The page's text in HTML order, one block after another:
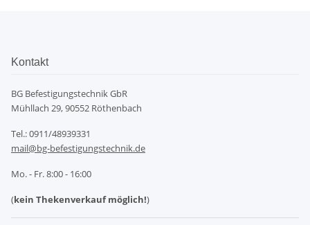
Kontakt
BG Befestigungstechnik GbR
Mühllach 29, 90552 Röthenbach
Tel.: 0911/48939331
mail@bg-befestigungstechnik.de
Mo. - Fr. 8:00 - 16:00
(kein Thekenverkauf möglich!)